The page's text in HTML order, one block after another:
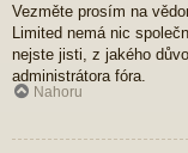
Vezměte prosím na
Limited nemá nic
nejste jisti, z jakého
administrátora fóra.
Nahoru